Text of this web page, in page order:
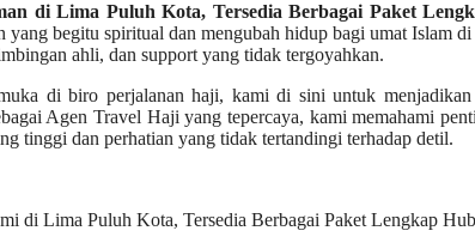
di Lima Puluh Kota, Tersedia Berbagai Paket
yang begitu spiritual dan mengubah hidup bagi umat Islam
ahli, dan support yang tidak tergoyahkan.
di biro perjalanan haji, kami di sini untuk
Agen Travel Haji yang tepercaya, kami memahami
tinggi dan perhatian yang tidak tertandingi terhadap detil.